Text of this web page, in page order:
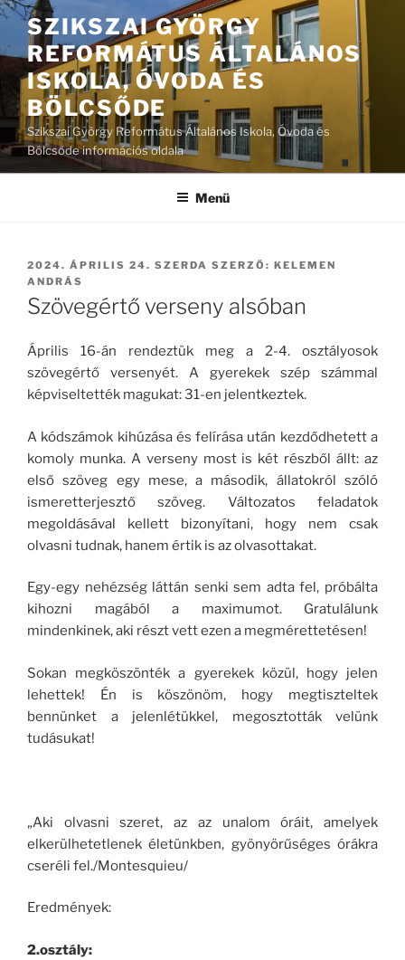
Tartalomhoz
SZIKSZAI GYÖRGY
REFORMÁTUS ÁLTALÁNOS
ISKOLA, ÓVODA ÉS
BÖLCSŐDE
Szikszai György Református Általános Iskola, Óvoda és
Bölcsőde információs oldala
Menü
BEKÜLDVE:
2024. ÁPRILIS 24. SZERDA SZERZŐ: KELEMEN
ANDRÁS
Szövegértő verseny alsóban
Április 16-án rendeztük meg a 2-4. osztályosok
szövegértő versenyét. A gyerekek szép számmal
képviseltették magukat: 31-en jelentkeztek.
A kódszámok kihúzása és felírása után kezdődhetett a
komoly munka. A verseny most is két részből állt: az
első szöveg egy mese, a második, állatokról szóló
ismeretterjesztő szöveg. Változatos feladatok
megoldásával kellett bizonyítani, hogy nem csak
olvasni tudnak, hanem értik is az olvasottakat.
Egy-egy nehézség láttán senki sem adta fel, próbálta
kihozni magából a maximumot. Gratulálunk
mindenkinek, aki részt vett ezen a megmérettetésen!
Sokan megköszönték a gyerekek közül, hogy jelen
lehettek! Én is köszönöm, hogy megtiszteltek
bennünket a jelenlétükkel, megosztották velünk
tudásukat!
„Aki olvasni szeret, az az unalom óráit, amelyek
elkerülhetetlenek életünkben, gyönyörűséges órákra
cseréli fel./Montesquieu/
Eredmények:
2.osztály: